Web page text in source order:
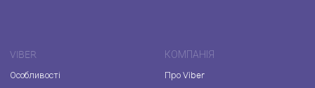
VIBER
Особливості
КОМПАНІЯ
Про Viber